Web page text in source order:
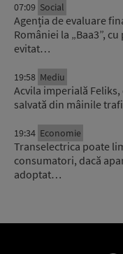
07:09 Social
Agenția de evaluare
României la „Baa3”,
evitat…
19:58 Mediu
Acvila imperială
salvată din mâinile
19:34 Economie
Transelectrica poate
consumatori, dacă
adoptat…